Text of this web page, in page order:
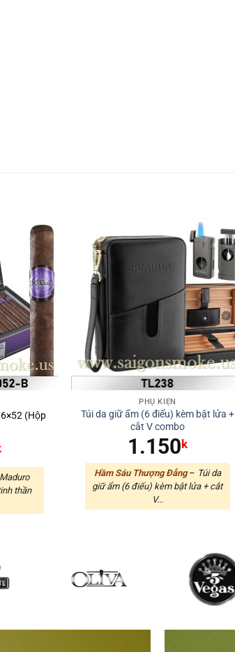
6×52 (Hộp
thần
PHỤ KIỆN
Túi da giữ ẩm (6 điếu) kèm bật lửa +
cắt V combo
1.150 k
Hầm Sáu Thượng Đẳng– Túi da
giữ ẩm (6 điếu) kèm bật lửa + cắt
V...